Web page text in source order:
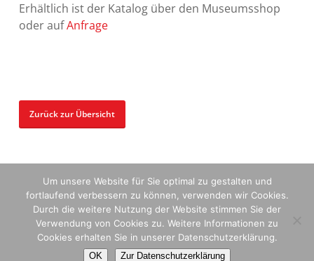
Erhältlich ist der Katalog über den Museumsshop
oder aufAnfrage
Zurück zur Übersicht
© 2024 Stiftung Sammlung Ziegler | DATENSCHUTZ|IMPRESSUM
KONTAKT
Um unsere Website für Sie optimal zu gestalten und
fortlaufend verbessern zu können, verwenden wir Cookies.
Durch die weitere Nutzung der Website stimmen Sie der
Verwendung von Cookies zu. Weitere Informationen zu
Cookies erhalten Sie in unserer Datenschutzerklärung.
OK Zur Datenschutzerklärung